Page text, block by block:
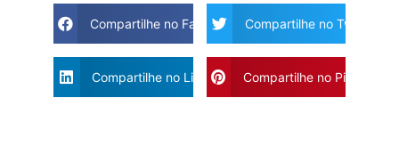
Compartilhe no Facebook Compartilhe no Twitter
Compartilhe no Linkdin Compartilhe no Pinterest